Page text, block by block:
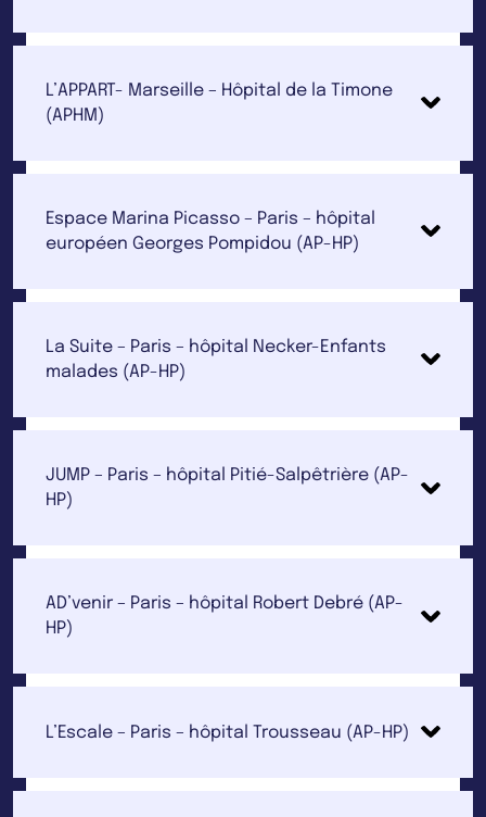
L’APPART- Marseille – Hôpital de la Timone
(APHM)
Espace Marina Picasso – Paris – hôpital
européen Georges Pompidou (AP-HP)
La Suite – Paris – hôpital Necker-Enfants
malades (AP-HP)
JUMP – Paris – hôpital Pitié-Salpêtrière (AP-
HP)
AD’venir – Paris – hôpital Robert Debré (AP-
HP)
L’Escale – Paris – hôpital Trousseau (AP-HP)